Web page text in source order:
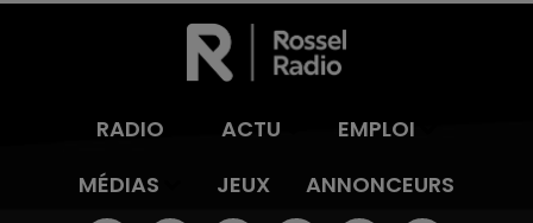
RADIO ACTU
EMPLOI
MÉDIAS
JEUX ANNONCEURS